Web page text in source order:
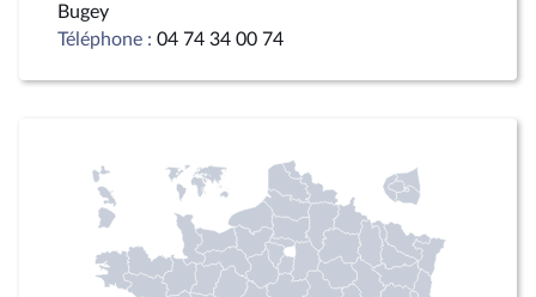
Bugey
Téléphone : 04 74 34 00 74